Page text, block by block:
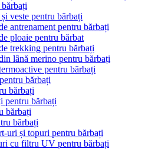
veste pentru bărbați
antrenament pentru bărbați
ploaie pentru bărbat
trekking pentru bărbați
lână merino pentru bărbați
pentru bărbați
bărbați
bărbați
pentru bărbați
bărbați
bărbați
uri și topuri pentru bărbați
cu filtru UV pentru bărbați